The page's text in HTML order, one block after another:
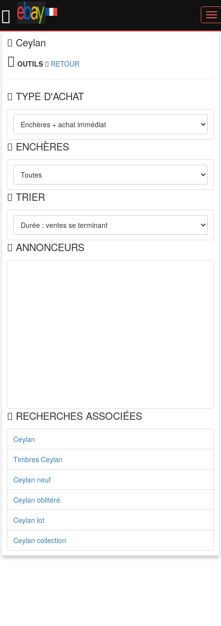
Ceylan
OUTILS RETOUR
TYPE D'ACHAT
ENCHÈRES
TRIER
ANNONCEURS
RECHERCHES ASSOCIÉES
Ceylan
Timbres Ceylan
Ceylan neuf
Ceylan oblitéré
Ceylan lot
Ceylan collection